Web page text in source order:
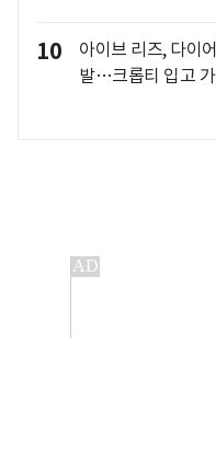
10
아이브 리즈, 다이
발…크롭티 입고